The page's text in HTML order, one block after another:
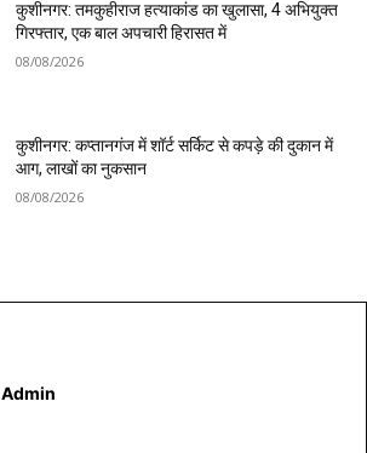
कुशीनगर: तमकुहीराज हत्याकांड का खुलासा, 4 अभियुक्त
गिरफ्तार, एक बाल अपचारी हिरासत में
08/08/2026
कुशीनगर: कप्तानगंज में शॉर्ट सर्किट से कपड़े की दुकान में
आग, लाखों का नुकसान
08/08/2026
Admin